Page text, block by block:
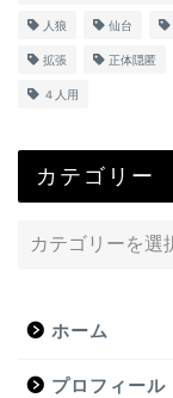
人狼 仙台
拡張 正体隠匿
４人用
カテゴリー
ホーム
プロフィール